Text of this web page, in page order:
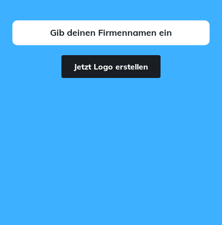
Jetzt Logo erstellen